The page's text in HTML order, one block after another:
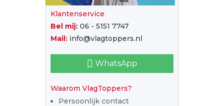
Klantenservice
Bel mij: 06 - 5151 7747
Mail: info@vlagtoppers.nl
WhatsApp
Waarom VlagToppers?
Persoonlijk contact